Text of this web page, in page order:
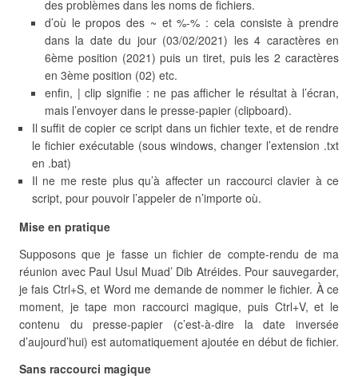
des problèmes dans les noms de fichiers.
d’où le propos des ~ et %-% : cela consiste à prendre
dans la date du jour (03/02/2021) les 4 caractères en
6ème position (2021) puis un tiret, puis les 2 caractères
en 3ème position (02) etc.
enfin, | clip signifie : ne pas afficher le résultat à l’écran,
mais l’envoyer dans le presse-papier (clipboard).
Il suffit de copier ce script dans un fichier texte, et de rendre
le fichier exécutable (sous windows, changer l’extension .txt
en .bat)
Il ne me reste plus qu’à affecter un raccourci clavier à ce
script, pour pouvoir l’appeler de n’importe où.
Mise en pratique
Supposons que je fasse un fichier de compte-rendu de ma
réunion avec Paul Usul Muad’ Dib Atréides. Pour sauvegarder,
je fais Ctrl+S, et Word me demande de nommer le fichier. À ce
moment, je tape mon raccourci magique, puis Ctrl+V, et le
contenu du presse-papier (c’est-à-dire la date inversée
d’aujourd’hui) est automatiquement ajoutée en début de fichier.
Sans raccourci magique